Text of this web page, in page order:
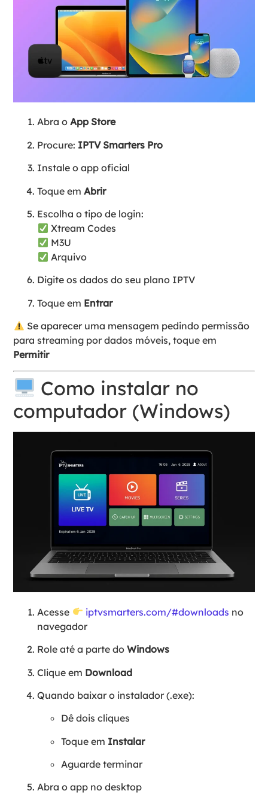
Abra oApp Store
Procure: IPTV Smarters Pro
Instale o app oficial
Toque emAbrir
Escolha o tipo de login:
Xtream Codes
M3U
Arquivo
Digite os dados do seu plano IPTV
Toque em Entrar
Se aparecer uma mensagem pedindo permissão
para streaming por dados móveis, toque em
Permitir
Como instalar no
computador (Windows)
Acesse iptvsmarters.com/#downloads no
navegador
Role até a parte doWindows
Clique em Download
Quando baixar o instalador (.exe):
Dê dois cliques
Toque em Instalar
Aguarde terminar
Abra o app no desktop